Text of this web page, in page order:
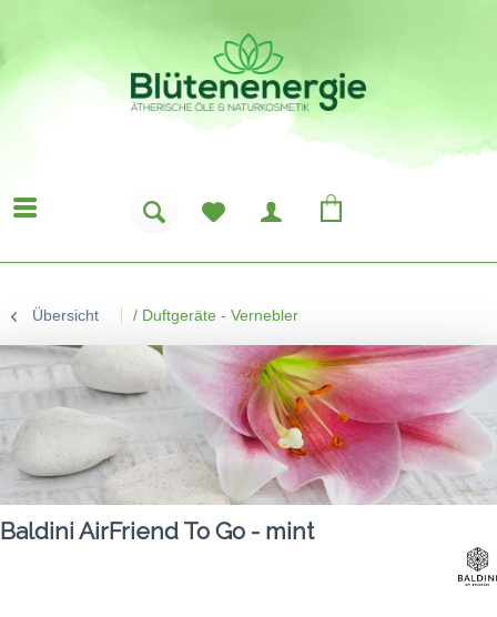
Übersicht / Duftgeräte - Vernebler
Baldini AirFriend To Go - mint